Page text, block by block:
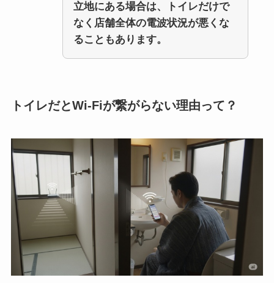
立地にある場合は、トイレだけで
なく店舗全体の電波状況が悪くな
ることもあります。
トイレだとWi-Fiが繋がらない理由って？